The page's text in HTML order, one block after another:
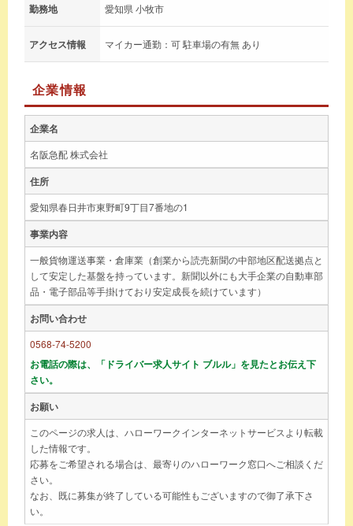
勤務地 愛知県 小牧市
アクセス情報 マイカー通勤：可 駐車場の有無 あり
企業情報
企業名
名阪急配 株式会社
住所
愛知県春日井市東野町9丁目7番地の1
事業内容
一般貨物運送事業・倉庫業（創業から読売新聞の中部地区配送拠点と
して安定した基盤を持っています。新聞以外にも大手企業の自動車部
品・電子部品等手掛けており安定成長を続けています）
お問い合わせ
0568-74-5200
お電話の際は、「ドライバー求人サイト ブルル」を見たとお伝え下
さい。
お願い
このページの求人は、ハローワークインターネットサービスより転載
した情報です。
応募をご希望される場合は、最寄りのハローワーク窓口へご相談くだ
さい。
なお、既に募集が終了している可能性もございますので御了承下さ
い。